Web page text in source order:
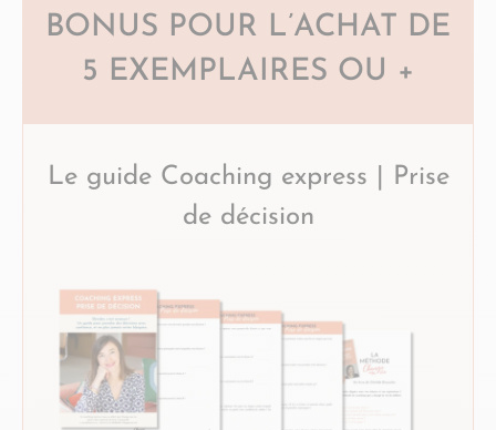
BONUS POUR L’ACHAT DE
5 EXEMPLAIRES OU +
Le guide Coaching express | Prise
de décision